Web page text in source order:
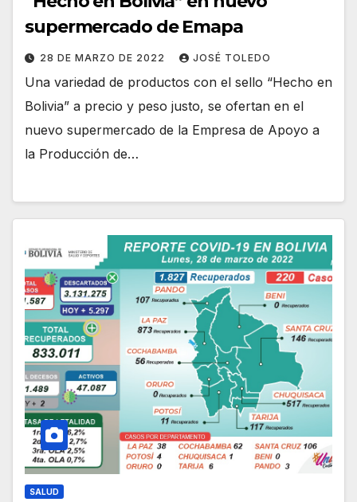
supermercado de Emapa
28 DE MARZO DE 2022 JOSÉ TOLEDO
Una variedad de productos con el sello “Hecho en
Bolivia” a precio y peso justo, se ofertan en el
nuevo supermercado de la Empresa de Apoyo a
la Producción de…
SALUD